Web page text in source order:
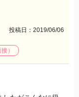
投稿日：2019/06/06
）